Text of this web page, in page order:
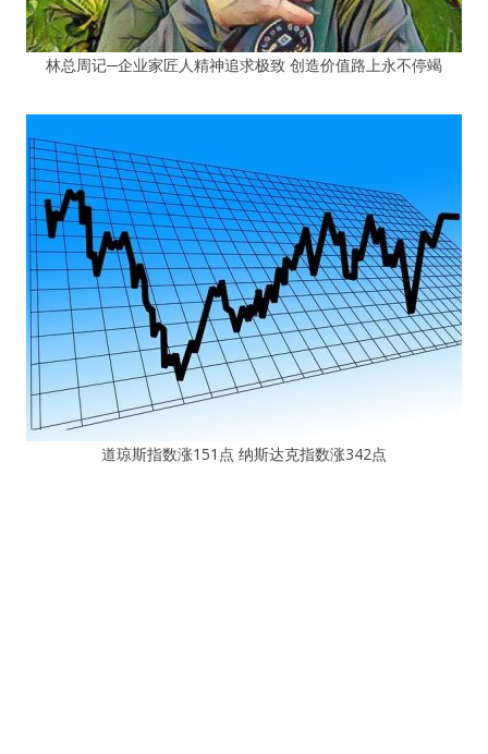
林总周记─企业家匠人精神追求极致 创造价值路上永不停竭
道琼斯指数涨151点 纳斯达克指数涨342点